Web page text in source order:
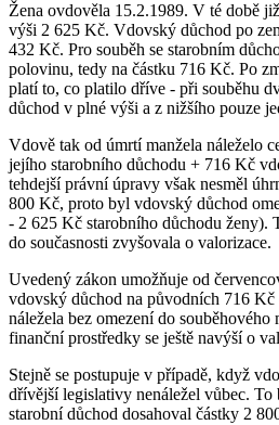
Žena ovdověla 15.2.1989. V té době
výši 2 625 Kč. Vdovský důchod po
432 Kč. Pro souběh se starobním
polovinu, tedy na částku 716 Kč. Po
platí to, co platilo dříve - při souběhu
důchod v plné výši a z nižšího pouze
Vdově tak od úmrtí manžela náleželo
jejího starobního důchodu + 716 Kč
tehdejší právní úpravy však nesměl
800 Kč, proto byl vdovský důchod
- 2 625 Kč starobního důchodu ženy).
do současnosti zvyšovala o valorizace.
Uvedený zákon umožňuje od
vdovský důchod na původních 716 Kč
náležela bez omezení do
finanční prostředky se ještě navýší o
Stejně se postupuje v případě, když
dřívější legislativy nenáležel vůbec.
starobní důchod dosahoval částky 2